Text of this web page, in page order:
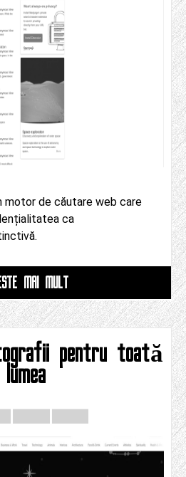
motor de căutare web care
ca
MAI MULT
pentru toată
lumea